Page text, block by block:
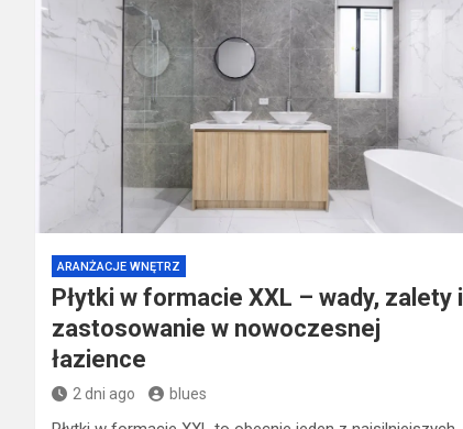
ARANŻACJE WNĘTRZ
Płytki w formacie XXL – wady, zalety i
zastosowanie w nowoczesnej
łazience
2 dni ago blues